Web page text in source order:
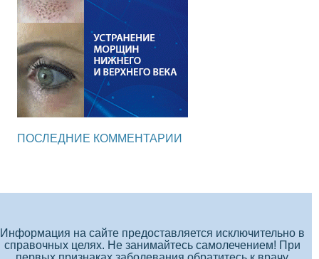
ПОСЛЕДНИЕ КОММЕНТАРИИ
Информация на сайте предоставляется исключительно в
справочных целях. Не занимайтесь самолечением! При